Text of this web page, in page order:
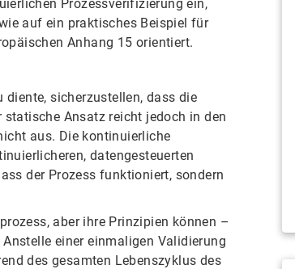
Prozessverifizierung ein,
auf ein praktisches Beispiel für
Anhang 15 orientiert.
sicherzustellen, dass die
Ansatz reicht jedoch in den
aus. Die kontinuierliche
datengesteuerten
der Prozess funktioniert, sondern
aber ihre Prinzipien können –
einer einmaligen Validierung
des gesamten Lebenszyklus des